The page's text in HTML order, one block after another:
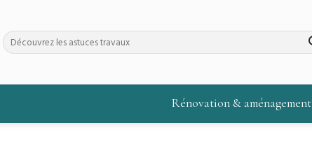
Rénovation & aménagement